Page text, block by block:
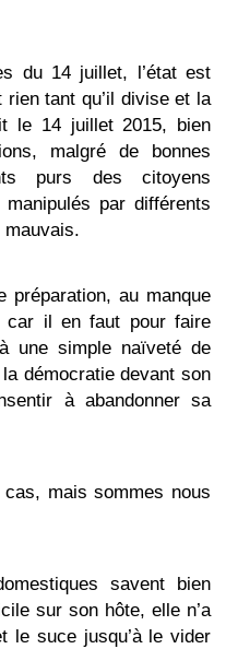
du 14 juillet, l’état est
rien tant qu’il divise et la
le 14 juillet 2015, bien
malgré de bonnes
purs des citoyens
par différents
mauvais.
préparation, au manque
car il en faut pour faire
une simple naïveté de
démocratie devant son
à abandonner sa
mais sommes nous
savent bien
sur son hôte, elle n’a
le suce jusqu’à le vider